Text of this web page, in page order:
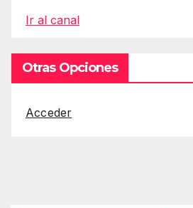
Ir al canal
Otras Opciones
Acceder